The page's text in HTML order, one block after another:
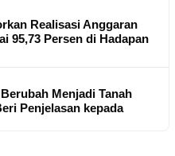
Realisasi Anggaran
95,73 Persen di Hadapan
Menjadi Tanah
Penjelasan kepada